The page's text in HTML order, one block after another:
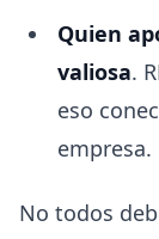
Quien
valiosa.
eso
empresa.
No todos